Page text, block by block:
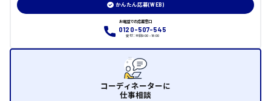
かんたん応募(WEB)
お電話での応募窓口
0120-507-545
受付：平日9:00 - 18:00
コーディネーターに
仕事相談